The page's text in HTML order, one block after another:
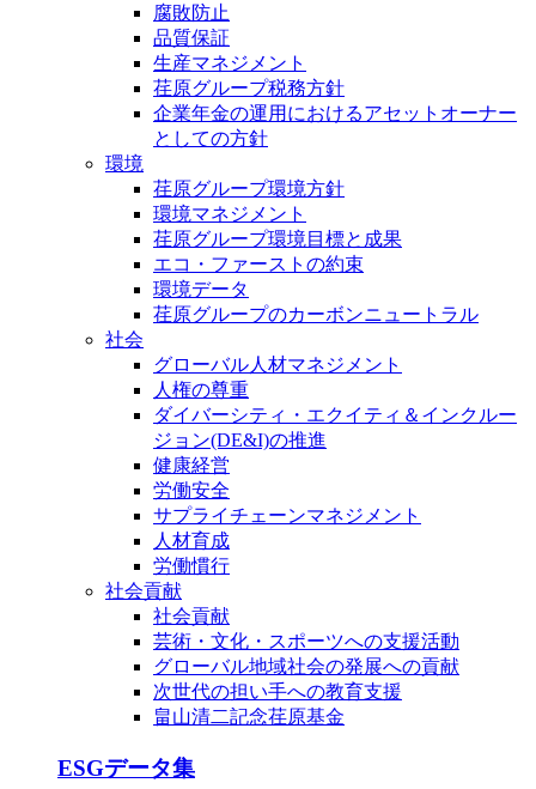
腐敗防止
品質保証
生産マネジメント
荏原グループ税務方針
企業年金の運用におけるアセットオーナー
としての方針
環境
荏原グループ環境方針
環境マネジメント
荏原グループ環境目標と成果
エコ・ファーストの約束
環境データ
荏原グループのカーボンニュートラル
社会
グローバル人材マネジメント
人権の尊重
ダイバーシティ・エクイティ＆インクルー
ジョン(DE&I)の推進
健康経営
労働安全
サプライチェーンマネジメント
人材育成
労働慣行
社会貢献
社会貢献
芸術・文化・スポーツへの支援活動
グローバル地域社会の発展への貢献
次世代の担い手への教育支援
畠山清二記念荏原基金
ESGデータ集